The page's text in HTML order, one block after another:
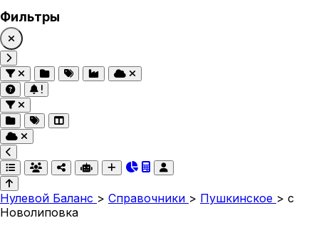
Фильтры
Нулевой Баланс > Справочники > Пушкинское > с
Новолиповка